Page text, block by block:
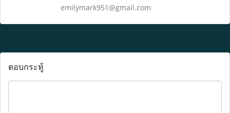
emilymark951@gmail.com
ตอบกระทู้